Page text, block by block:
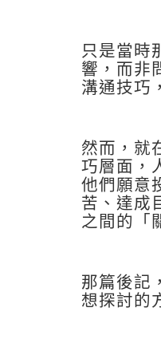
只是當時
響，而非
溝通技巧
然而，就
巧層面，
他們願意
苦、達成
之間的「
那篇後記
想探討的